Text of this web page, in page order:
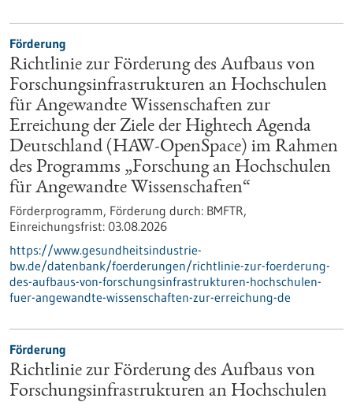
Förderung
Richtlinie zur Förderung des Aufbaus von
Forschungsinfrastrukturen an Hochschulen
für Angewandte Wissenschaften zur
Erreichung der Ziele der Hightech Agenda
Deutschland (HAW-OpenSpace) im Rahmen
des Programms „Forschung an Hochschulen
für Angewandte Wissenschaften“
Förderprogramm, Förderung durch: BMFTR,
Einreichungsfrist: 03.08.2026
https://www.gesundheitsindustrie-
bw.de/datenbank/foerderungen/richtlinie-zur-foerderung-
des-aufbaus-von-forschungsinfrastrukturen-hochschulen-
fuer-angewandte-wissenschaften-zur-erreichung-de
Förderung
Richtlinie zur Förderung des Aufbaus von
Forschungsinfrastrukturen an Hochschulen